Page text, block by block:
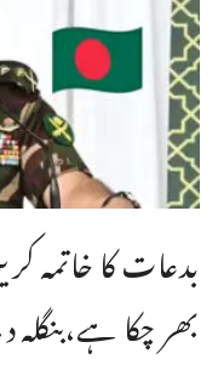
بدعات کا خاتمہ
بھر چکا